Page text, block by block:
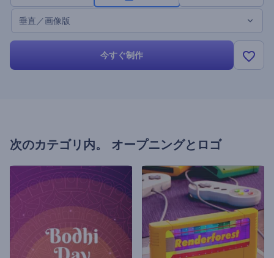
垂直／画像版
今すぐ制作
次のカテゴリ内。 オープニングとロゴ